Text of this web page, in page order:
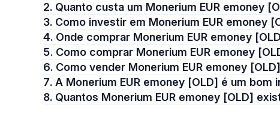
2. Quanto custa um Monerium EUR emoney
3. Como investir em Monerium EUR emoney
4. Onde comprar Monerium EUR emoney
5. Como comprar Monerium EUR emoney
6. Como vender Monerium EUR emoney
7. A Monerium EUR emoney [OLD] é um
8. Quantos Monerium EUR emoney [OLD]